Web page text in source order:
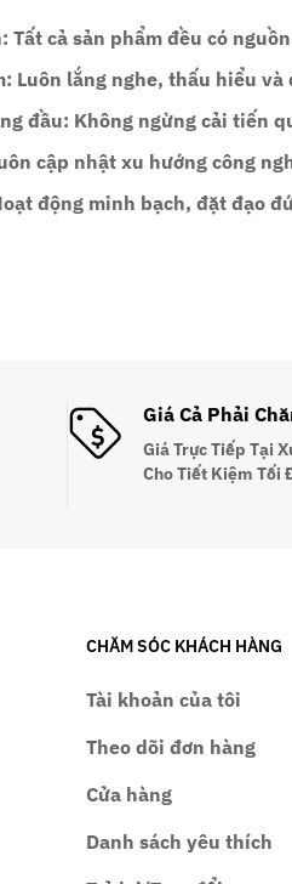
: Tất cả sản phẩm đều có
: Luôn lắng nghe, thấu hiểu
đầu: Không ngừng cải tiến
cập nhật xu hướng công
động minh bạch, đặt đạo
Giá Cả Phải
Giá Trực Tiếp Tại
Cho Tiết Kiệm Tối
CHĂM SÓC KHÁCH HÀNG
Tài khoản của tôi
Theo dõi đơn hàng
Cửa hàng
Danh sách yêu thích